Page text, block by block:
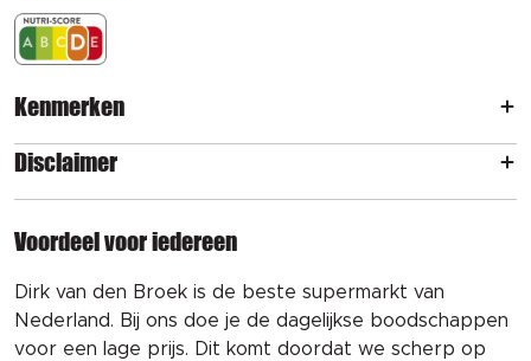
Kenmerken
Disclaimer
Voordeel voor iedereen
Dirk van den Broek is de beste supermarkt van
Nederland. Bij ons doe je de dagelijkse boodschappen
voor een lage prijs. Dit komt doordat we scherp op